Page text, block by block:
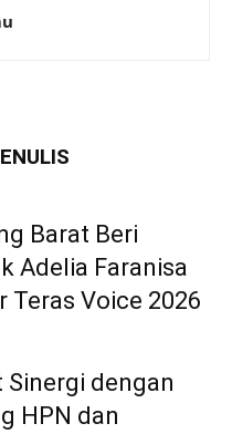
Barat Beri
Adelia Faranisa
Teras Voice 2026
Sinergi dengan
HPN dan